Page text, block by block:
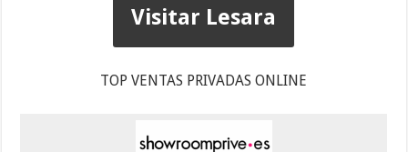
Visitar Lesara
TOP VENTAS PRIVADAS ONLINE